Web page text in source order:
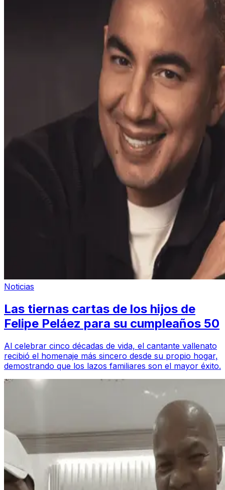
Noticias
Las tiernas cartas de los hijos de
Felipe Peláez para su cumpleaños 50
Al celebrar cinco décadas de vida, el cantante vallenato
recibió el homenaje más sincero desde su propio hogar,
demostrando que los lazos familiares son el mayor éxito.